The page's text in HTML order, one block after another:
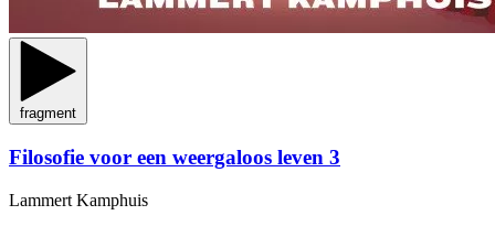
fragment
Filosofie voor een weergaloos leven 3
Lammert Kamphuis